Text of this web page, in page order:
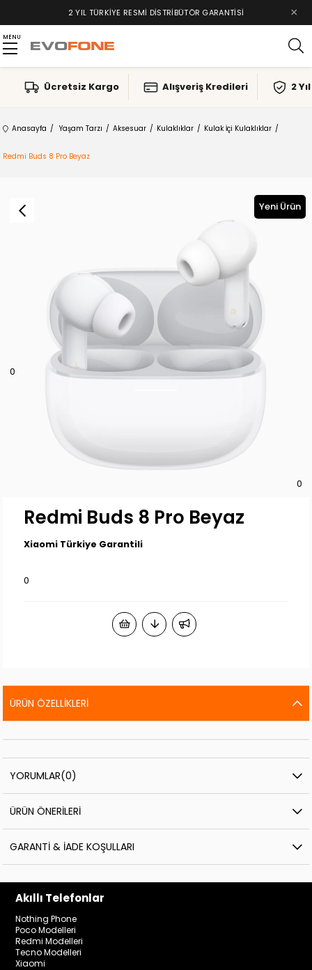
2 YIL TÜRKIYE RESMI DISTRIBÜTÖR GARANTISI ×
MENU
Ücretsiz Kargo Alışveriş Kredileri 2
Anasayfa Yaşam Tarzı Aksesuar Kulaklıklar Kulak İçi Kulaklıklar
Redmi Buds 8 Pro Beyaz
Yeni Ürün
0
0
Redmi Buds 8 Pro Beyaz
Xiaomi Türkiye Garantili
0
ÜRÜN ÖZELLIKLERI
YORUMLAR(0)
ÜRÜN ÖNERILERI
GARANTI & İADE KOŞULLARI
Akıllı Telefonlar
Nothing Phone
Poco Modelleri
Redmi Modelleri
Tecno Modelleri
Xiaomi